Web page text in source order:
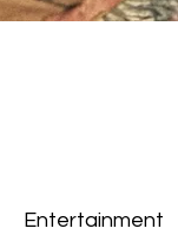
Entertainment